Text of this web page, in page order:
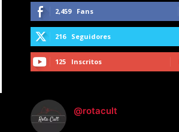
2,459 Fans
216 Seguidores
125 Inscritos
@rotacult